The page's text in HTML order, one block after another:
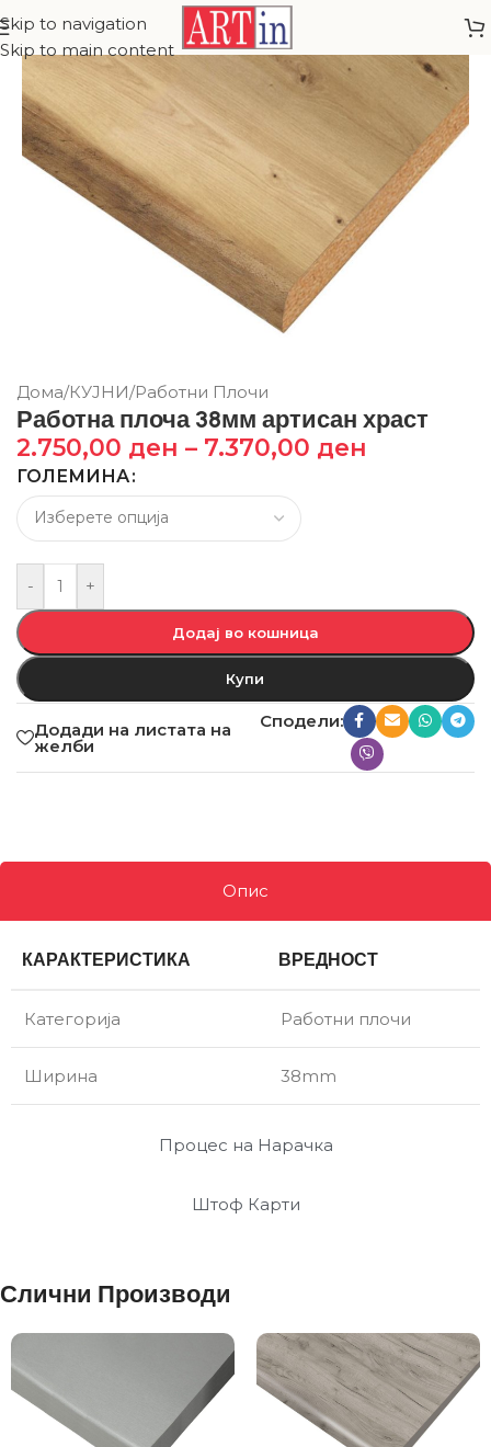
Skip to navigation
Skip to main content
Дома/КУЈНИ/Работни Плочи
Работна плоча 38мм артисан храст
2.750,00 ден – 7.370,00 ден
ГОЛЕМИНА
- +
Додај во кошница
Купи
Додади на листата на
желби
Сподели:
Опис
Процес на Нарачка
Штоф Карти
КАРАКТЕРИСТИКА ВРЕДНОСТ
Категорија Работни плочи
Ширина 38mm
Слични Производи